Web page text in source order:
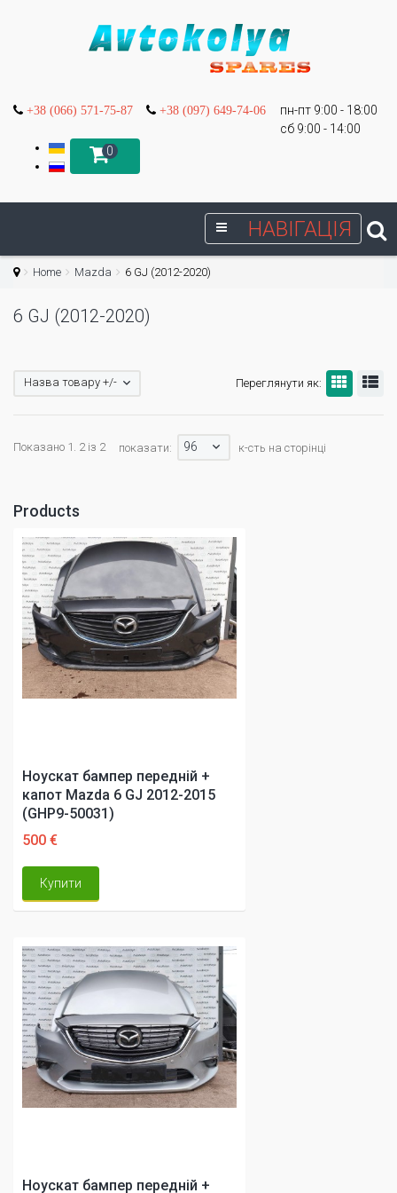
+38 (066) 571-75-87 +38 (097) 649-74-06
пн-пт 9:00 - 18:00
сб 9:00 - 14:00
0
НАВІГАЦІЯ
Home Mazda 6 GJ (2012-2020)
6 GJ (2012-2020)
Переглянути як:
Назва товару +/-
Показано 1. 2 із 2 показати: 96 к-сть на сторінці
Products
Ноускат бампер передній +
капот Mazda 6 GJ 2012-2015
(GHP9-50031)
500 €
Купити
Ноускат бампер передній +